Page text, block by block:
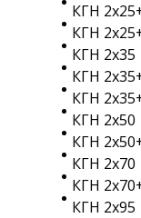
КГН
КГН
КГН 2х35
КГН
КГН
КГН 2х50
КГН
КГН 2х70
КГН
КГН 2х95